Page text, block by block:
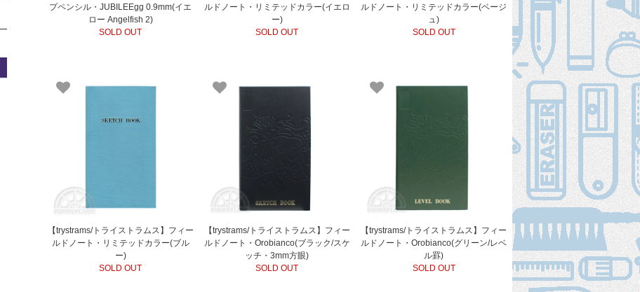
プペンシル・JUBILEEgg 0.9mm(イエ
ロー Angelfish 2)
SOLD OUT
ルドノート・リミテッドカラー(イエロ
ー)
SOLD OUT
ルドノート・リミテッドカラー(ベージ
ュ)
SOLD OUT
【trystrams/トライストラムス】フィー
ルドノート・リミテッドカラー(ブル
ー)
SOLD OUT
【trystrams/トライストラムス】フィー
ルドノート・Orobianco(ブラック/スケ
ッチ・3mm方眼)
SOLD OUT
【trystrams/トライストラムス】フィー
ルドノート・Orobianco(グリーン/レベ
ル罫)
SOLD OUT